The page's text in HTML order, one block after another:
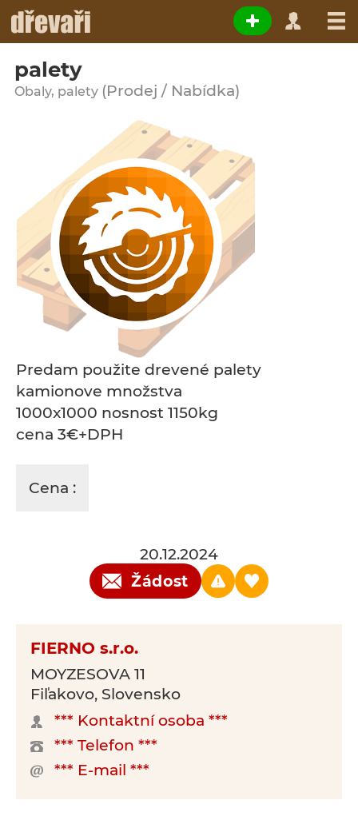
palety
Obaly, palety (Prodej / Nabídka)
Predam použite drevené palety
kamionove množstva
1000x1000 nosnost 1150kg
cena 3€+DPH
Cena :
20.12.2024
Žádost
FIERNO s.r.o.
MOYZESOVA 11
Fiľakovo, Slovensko
*** Kontaktní osoba ***
*** Telefon ***
*** E-mail ***